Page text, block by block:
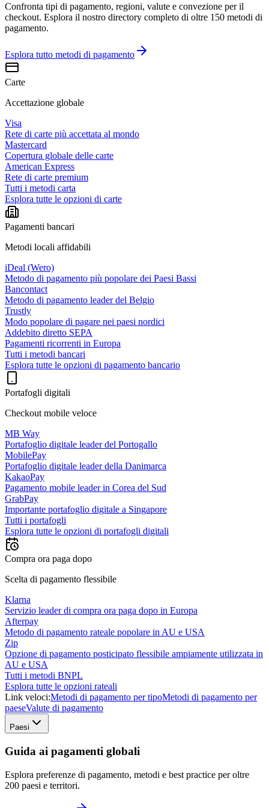
Confronta tipi di pagamento, regioni, valute e convezione per il
checkout. Esplora il nostro directory completo di oltre 150 metodi di
pagamento.
Esplora tutto metodi di pagamento
Carte
Accettazione globale
Visa
Rete di carte più accettata al mondo
Mastercard
Copertura globale delle carte
American Express
Rete di carte premium
Tutti i metodi carta
Esplora tutte le opzioni di carte
Pagamenti bancari
Metodi locali affidabili
iDeal (Wero)
Metodo di pagamento più popolare dei Paesi Bassi
Bancontact
Metodo di pagamento leader del Belgio
Trustly
Modo popolare di pagare nei paesi nordici
Addebito diretto SEPA
Pagamenti ricorrenti in Europa
Tutti i metodi bancari
Esplora tutte le opzioni di pagamento bancario
Portafogli digitali
Checkout mobile veloce
MB Way
Portafoglio digitale leader del Portogallo
MobilePay
Portafoglio digitale leader della Danimarca
KakaoPay
Pagamento mobile leader in Corea del Sud
GrabPay
Importante portafoglio digitale a Singapore
Tutti i portafogli
Esplora tutte le opzioni di portafogli digitali
Compra ora paga dopo
Scelta di pagamento flessibile
Klarna
Servizio leader di compra ora paga dopo in Europa
Afterpay
Metodo di pagamento rateale popolare in AU e USA
Zip
Opzione di pagamento posticipato flessibile ampiamente utilizzata in
AU e USA
Tutti i metodi BNPL
Esplora tutte le opzioni rateali
Link veloci:Metodi di pagamento per tipoMetodi di pagamento per
paeseValute di pagamento
Paesi
Guida ai pagamenti globali
Esplora preferenze di pagamento, metodi e best practice per oltre
200 paesi e territori.